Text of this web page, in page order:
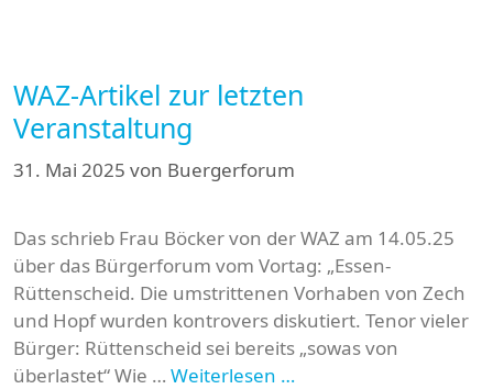
WAZ-Artikel zur letzten
Veranstaltung
31. Mai 2025 von Buergerforum
Das schrieb Frau Böcker von der WAZ am 14.05.25
über das Bürgerforum vom Vortag: „Essen-
Rüttenscheid. Die umstrittenen Vorhaben von Zech
und Hopf wurden kontrovers diskutiert. Tenor vieler
Bürger: Rüttenscheid sei bereits „sowas von
überlastet“ Wie … Weiterlesen …